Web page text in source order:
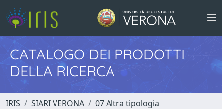
CATALOGO DEI PRODOTTI
DELLA RICERCA
IRIS SIARI VERONA
07 Altra tipologia